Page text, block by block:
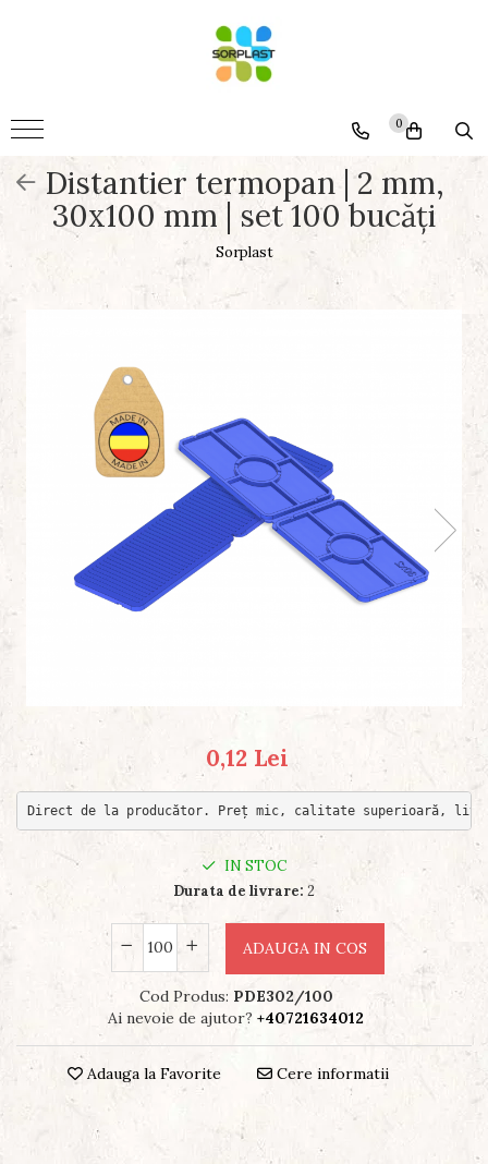
Mobila
Somiere
Montaj
Termopane
Generale
0
Distantier termopan | 2 mm,
30x100 mm | set 100 bucăți
Sorplast
0,12 Lei
Direct de la producător. Preț mic, calitate superioară,
IN STOC
Durata de livrare: 2
ADAUGA IN COS
Cod Produs: PDE302/100
Ai nevoie de ajutor? +40721634012
Adauga la Favorite Cere informatii